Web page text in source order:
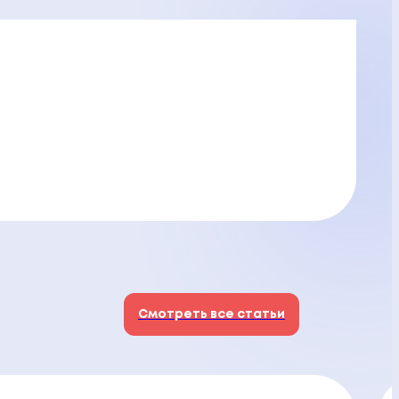
Смотреть все статьи